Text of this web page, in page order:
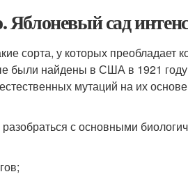
Яблоневый сад
сорта, у которых преобладает
были найдены в США в 1921
мутаций на их
с основными